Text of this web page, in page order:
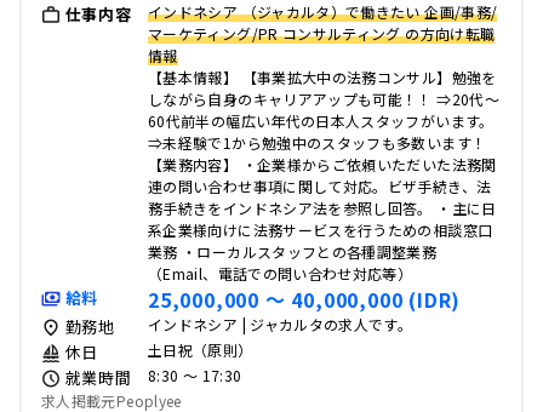
仕事内容
インドネシア （ジャカルタ）で働きたい 企画/事務/
マーケティング/PR コンサルティング の方向け転職
情報
【基本情報】 【事業拡大中の法務コンサル】勉強を
しながら自身のキャリアアップも可能！！ ⇒20代～
60代前半の幅広い年代の日本人スタッフがいます。
⇒未経験で1から勉強中のスタッフも多数います！
【業務内容】 ・企業様からご依頼いただいた法務関
連の問い合わせ事項に関して対応。ビザ手続き、法
務手続きをインドネシア法を参照し回答。 ・主に日
系企業様向けに法務サービスを行うための相談窓口
業務 ・ローカルスタッフとの各種調整業務
（Email、電話での問い合わせ対応等）
給料 25,000,000 〜 40,000,000 (IDR)
勤務地 インドネシア | ジャカルタの求人です。
休日 土日祝（原則）
就業時間
8:30 〜 17:30
求人掲載元Peoplyee